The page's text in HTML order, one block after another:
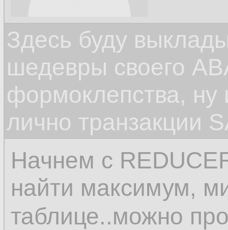
Здесь буду
шедевры своего
формоклепства,
лично транзакции
Начнем с
найти максимум,
таблице..можно